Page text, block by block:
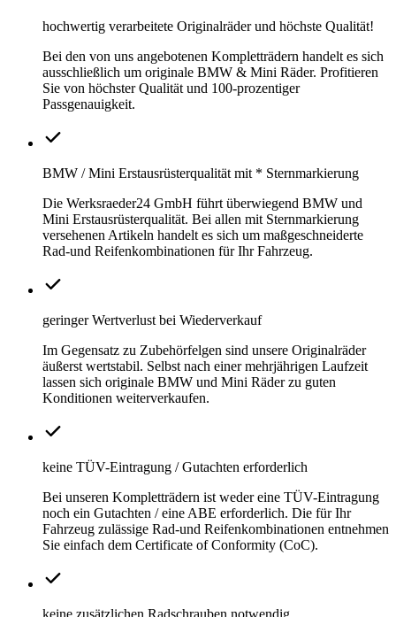
hochwertig verarbeitete Originalräder und höchste Qualität!
Bei den von uns angebotenen Kompletträdern handelt es sich
ausschließlich um originale BMW & Mini Räder. Profitieren
Sie von höchster Qualität und 100-prozentiger
Passgenauigkeit.
BMW / Mini Erstausrüsterqualität mit * Sternmarkierung
Die Werksraeder24 GmbH führt überwiegend BMW und
Mini Erstausrüsterqualität. Bei allen mit Sternmarkierung
versehenen Artikeln handelt es sich um maßgeschneiderte
Rad-und Reifenkombinationen für Ihr Fahrzeug.
geringer Wertverlust bei Wiederverkauf
Im Gegensatz zu Zubehörfelgen sind unsere Originalräder
äußerst wertstabil. Selbst nach einer mehrjährigen Laufzeit
lassen sich originale BMW und Mini Räder zu guten
Konditionen weiterverkaufen.
keine TÜV-Eintragung / Gutachten erforderlich
Bei unseren Kompletträdern ist weder eine TÜV-Eintragung
noch ein Gutachten / eine ABE erforderlich. Die für Ihr
Fahrzeug zulässige Rad-und Reifenkombinationen entnehmen
Sie einfach dem Certificate of Conformity (CoC).
keine zusätzlichen Radschrauben notwendig